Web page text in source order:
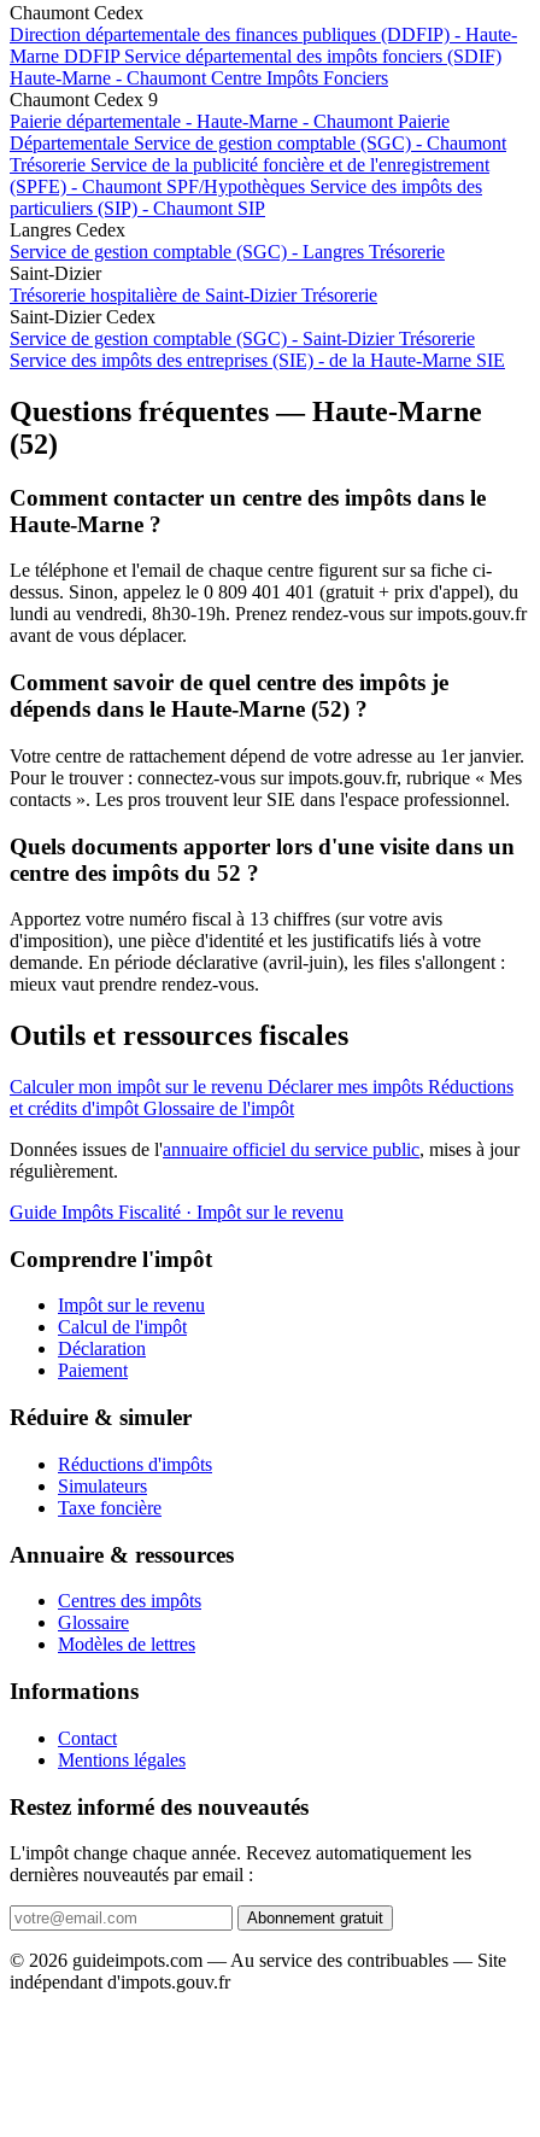
Chaumont Cedex
Direction départementale des finances publiques (DDFIP) - Haute-
Marne DDFIP Service départemental des impôts fonciers (SDIF)
Haute-Marne - Chaumont Centre Impôts Fonciers
Chaumont Cedex 9
Paierie départementale - Haute-Marne - Chaumont Paierie
Départementale Service de gestion comptable (SGC) - Chaumont
Trésorerie Service de la publicité foncière et de l'enregistrement
(SPFE) - Chaumont SPF/Hypothèques Service des impôts des
particuliers (SIP) - Chaumont SIP
Langres Cedex
Service de gestion comptable (SGC) - Langres Trésorerie
Saint-Dizier
Trésorerie hospitalière de Saint-Dizier Trésorerie
Saint-Dizier Cedex
Service de gestion comptable (SGC) - Saint-Dizier Trésorerie
Service des impôts des entreprises (SIE) - de la Haute-Marne SIE
Questions fréquentes — Haute-Marne
(52)
Comment contacter un centre des impôts dans le
Haute-Marne ?
Le téléphone et l'email de chaque centre figurent sur sa fiche ci-
dessus. Sinon, appelez le 0 809 401 401 (gratuit + prix d'appel), du
lundi au vendredi, 8h30-19h. Prenez rendez-vous sur impots.gouv.fr
avant de vous déplacer.
Comment savoir de quel centre des impôts je
dépends dans le Haute-Marne (52) ?
Votre centre de rattachement dépend de votre adresse au 1er janvier.
Pour le trouver : connectez-vous sur impots.gouv.fr, rubrique « Mes
contacts ». Les pros trouvent leur SIE dans l'espace professionnel.
Quels documents apporter lors d'une visite dans un
centre des impôts du 52 ?
Apportez votre numéro fiscal à 13 chiffres (sur votre avis
d'imposition), une pièce d'identité et les justificatifs liés à votre
demande. En période déclarative (avril-juin), les files s'allongent :
mieux vaut prendre rendez-vous.
Outils et ressources fiscales
Calculer mon impôt sur le revenu Déclarer mes impôts Réductions
et crédits d'impôt Glossaire de l'impôt
Données issues de l'annuaire officiel du service public, mises à jour
régulièrement.
Guide Impôts Fiscalité · Impôt sur le revenu
Comprendre l'impôt
Impôt sur le revenu
Calcul de l'impôt
Déclaration
Paiement
Réduire & simuler
Réductions d'impôts
Simulateurs
Taxe foncière
Annuaire & ressources
Centres des impôts
Glossaire
Modèles de lettres
Informations
Contact
Mentions légales
Restez informé des nouveautés
L'impôt change chaque année. Recevez automatiquement les
dernières nouveautés par email :
Abonnement gratuit
© 2026 guideimpots.com — Au service des contribuables — Site
indépendant d'impots.gouv.fr